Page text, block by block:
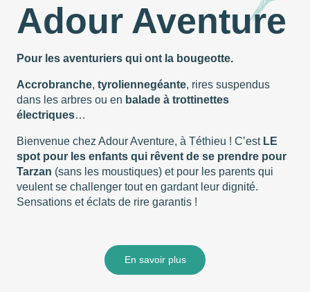
Adour Aventure
Pour les aventuriers qui ont la bougeotte.
Accrobranche, tyroliennegéante, rires suspendus
dans les arbres ou en balade à trottinettes
électriques…
Bienvenue chez Adour Aventure, à Téthieu ! C’est LE
spot pour les enfants qui rêvent de se prendre pour
Tarzan (sans les moustiques) et pour les parents qui
veulent se challenger tout en gardant leur dignité.
Sensations et éclats de rire garantis !
En savoir plus